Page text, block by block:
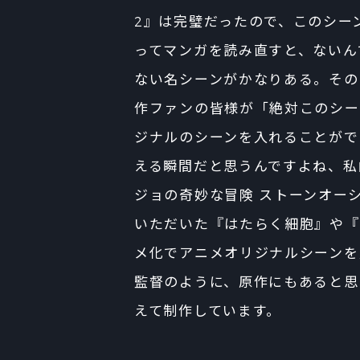
2』は完璧だったので、このシ
ってマンガを読み直すと、ない
ない名シーンがかなりある。そ
作ファンの皆様が「絶対このシ
ジナルのシーンを入れることが
える瞬間だと思うんですよね、
ジョの奇妙な冒険 ストーンオー
いただいた『はたらく細胞』や
メ化でアニメオリジナルシーン
監督のように、原作にもあると
えて制作しています。